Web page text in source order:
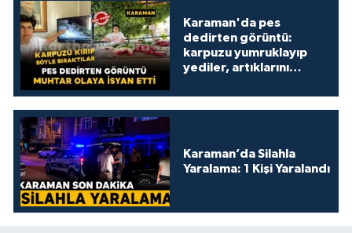
Karaman'da pes
dedirten görüntü:
karpuzu yumruklayıp
yediler, artıklarını
Karaman’da Silahla
Yaralama: 1 Kişi Yaralandı